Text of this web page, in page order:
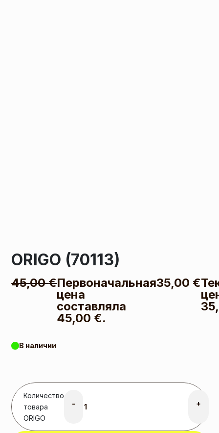
ORIGO (70113)
45,00€Первоначальная
цена
составляла
45,00 €.
35,00 €
В наличии
Количество
товара
ORIGO
- +